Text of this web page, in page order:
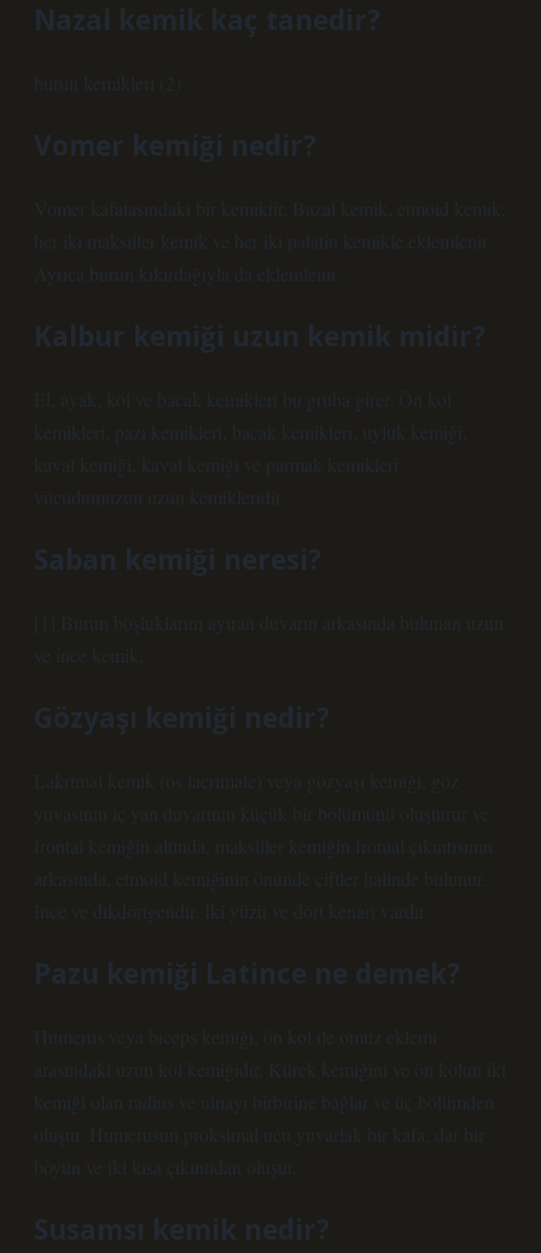
Nazal kemik kaç tanedir?
burun kemikleri (2)
Vomer kemiği nedir?
Vomer kafatasındaki bir kemiktir. Bazal kemik, etmoid kemik,
her iki maksiller kemik ve her iki palatin kemikle eklemlenir.
Ayrıca burun kıkırdağıyla da eklemlenir.
Kalbur kemiği uzun kemik midir?
El, ayak, kol ve bacak kemikleri bu gruba girer. Ön kol
kemikleri, pazı kemikleri, bacak kemikleri, uyluk kemiği,
kaval kemiği, kaval kemiği ve parmak kemikleri
vücudumuzun uzun kemikleridir.
Saban kemiği neresi?
[1] Burun boşluklarını ayıran duvarın arkasında bulunan uzun
ve ince kemik.
Gözyaşı kemiği nedir?
Lakrimal kemik (os lacrimale) veya gözyaşı kemiği, göz
yuvasının iç yan duvarının küçük bir bölümünü oluşturur ve
frontal kemiğin altında, maksiller kemiğin frontal çıkıntısının
arkasında, etmoid kemiğinin önünde çiftler halinde bulunur.
İnce ve dikdörtgendir. İki yüzü ve dört kenarı vardır.
Pazu kemiği Latince ne demek?
Humerus veya biceps kemiği, ön kol ile omuz eklemi
arasındaki uzun kol kemiğidir. Kürek kemiğini ve ön kolun iki
kemiği olan radius ve ulnayı birbirine bağlar ve üç bölümden
oluşur. Humerusun proksimal ucu yuvarlak bir kafa, dar bir
boyun ve iki kısa çıkıntıdan oluşur.
Susamsı kemik nedir?